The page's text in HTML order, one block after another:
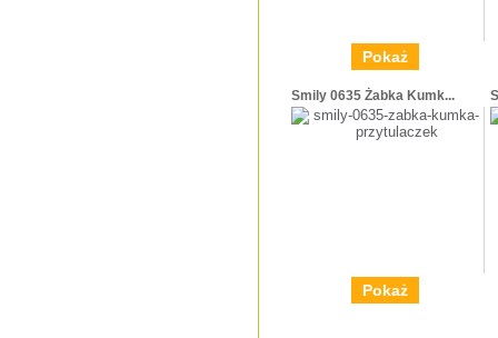
Pokaż
Smily 0635 Żabka Kumk...
Pokaż